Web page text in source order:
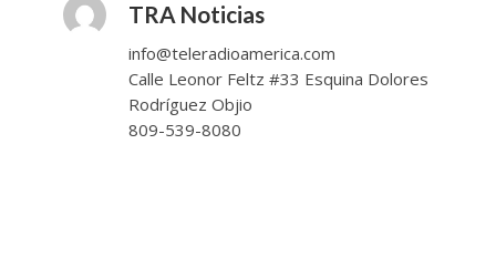
TRA Noticias
info@teleradioamerica.com
Calle Leonor Feltz #33 Esquina Dolores
Rodríguez Objio
809-539-8080